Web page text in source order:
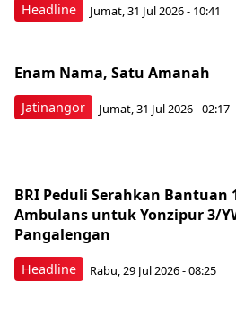
Headline Jumat, 31 Jul 2026 - 10:41
Jatinangor
Enam Nama, Satu Amanah
Jumat, 31 Jul 2026 - 02:17
Headline
BRI Peduli Serahkan Bantuan
Ambulans untuk Yonzipur 3/
Pangalengan
Rabu, 29 Jul 2026 - 08:25